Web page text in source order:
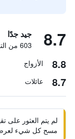
8.7 جيد جدًا
603 من التقييمات تم التحقق منها
8.8 الأزواج
8.7 عائلات
لم يتم العثور على
مسح كل شيء لعرض